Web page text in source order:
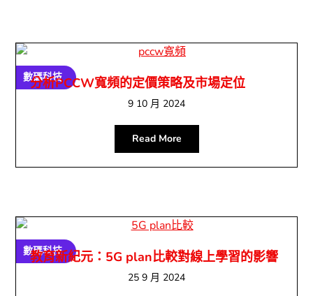
數碼科技
分析PCCW寬頻的定價策略及市場定位
9 10 月 2024
Read More
數碼科技
教育新紀元：5G plan比較對線上學習的影響
25 9 月 2024